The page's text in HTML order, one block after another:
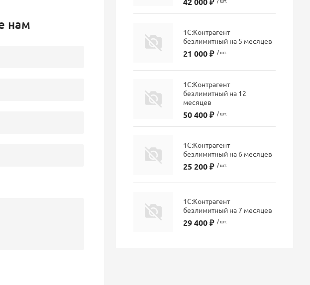
нам
1С:Контрагент
безлимитный на 5 месяцев
21 000 ₽ / шт.
1С:Контрагент
безлимитный на 12
месяцев
50 400 ₽ / шт.
1С:Контрагент
безлимитный на 6 месяцев
25 200 ₽ / шт.
1С:Контрагент
безлимитный на 7 месяцев
29 400 ₽ / шт.